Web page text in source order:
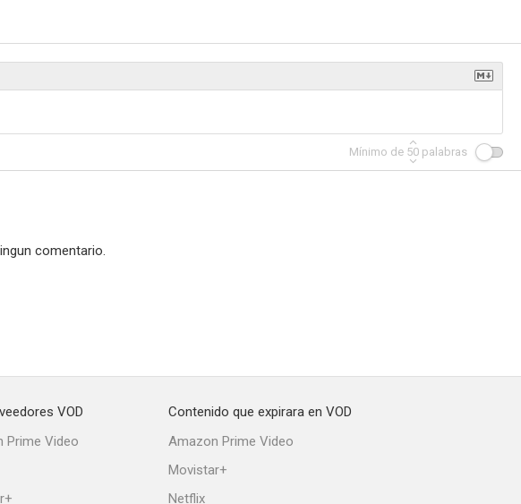
Mínimo de 50 palabras
comentario.
VOD
Prime Video
Contenido que expirara en VOD
Amazon Prime Video
Movistar+
Netflix